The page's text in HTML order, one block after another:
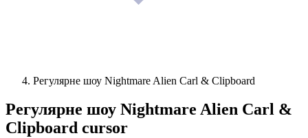
Регулярне шоу Nightmare Alien Carl & Clipboard
Регулярне шоу Nightmare Alien Carl &
Clipboard cursor